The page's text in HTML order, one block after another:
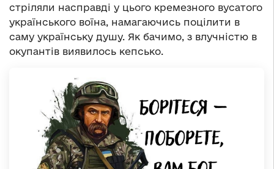
стріляли насправді у цього кремезного вусатого
українського воїна, намагаючись поцілити в
саму українську душу. Як бачимо, з влучністю в
окупантів виявилось кепсько.